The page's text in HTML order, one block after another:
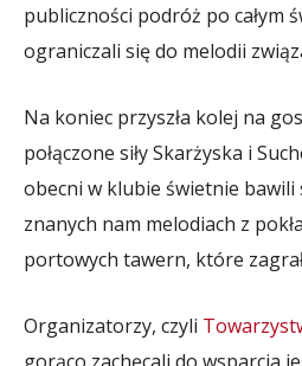
publiczności podróż po całym
ograniczali się do melodii
Na koniec przyszła kolej na
połączone siły Skarżyska i
obecni w klubie świetnie bawili
znanych nam melodiach z
portowych tawern, które
Organizatorzy, czyli